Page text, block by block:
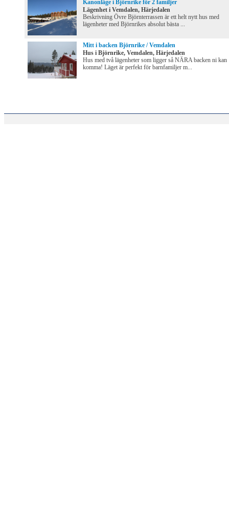
Kanonläge i Björnrike för 2 familjer
Lägenhet i Vemdalen, Härjedalen
Beskrivning Övre Björnterrassen är ett helt nytt hus med
lägenheter med Björnrikes absolut bästa ...
Mitt i backen Björnrike / Vemdalen
Hus i Björnrike, Vemdalen, Härjedalen
Hus med två lägenheter som ligger så NÄRA backen ni kan
komma! Läget är perfekt för barnfamiljer m...